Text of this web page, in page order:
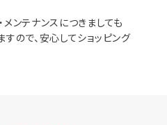
ンテナンスにつきましても
ので、安心してショッピング